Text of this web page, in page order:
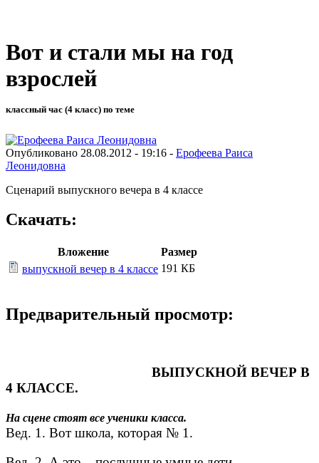
Вот и стали мы на год
взрослей
классный час (4 класс) по теме
Опубликовано 28.08.2012 - 19:16 - Ерофеева Раиса
Леонидовна
Сценарий выпускного вечера в 4 классе
Скачать:
Вложение
Размер
выпускной вечер в 4 классе 191 КБ
Предварительный просмотр:
ВЫПУСКНОЙ ВЕЧЕР В
4 КЛАССЕ.
На сцене стоят все ученики класса.
Вед. 1. Вот школа, которая № 1.